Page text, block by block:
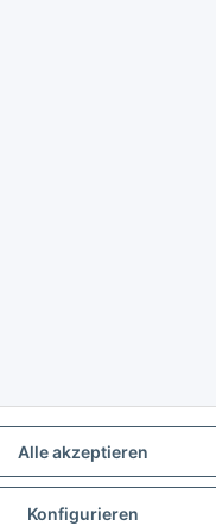
Alle akzeptieren
Konfigurieren